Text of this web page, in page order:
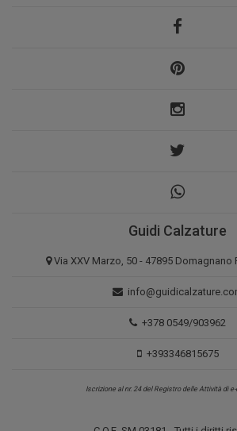
Guidi Calzature
Via XXV Marzo, 50 - 47895 Domagnano
+378 0549/903962
+393346815675
Iscrizione al nr. 24 del Registro delle Attività di